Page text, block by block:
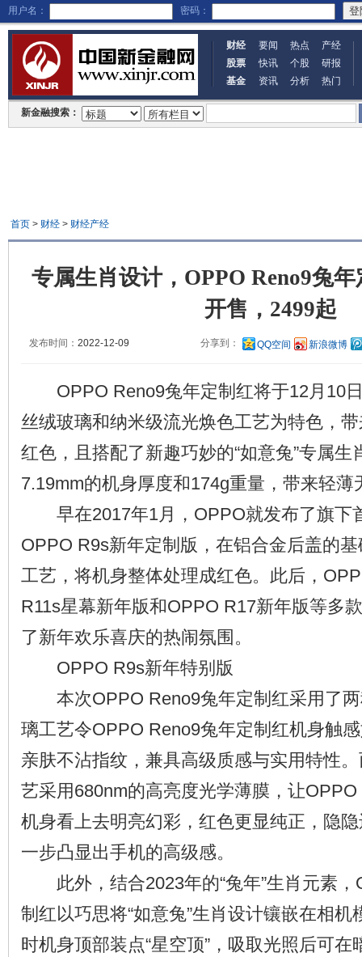
用户名： 密码：
财经 要闻 热点
产经
股票
快讯 个股
研报
基金
资讯 分析 热门
新金融搜索：
首页> 财经> 财经产经
专属生肖设计，OPPO Reno9兔
开售，2499起
发布时间： 2022-12-09 分享到： QQ空间 新浪微博
OPPO Reno9兔年定制红将于12月10
丝绒玻璃和纳米级流光焕色工艺为特色，
红色，且搭配了新趣巧妙的“如意兔”专属生
7.19mm的机身厚度和174g重量，带来轻
早在2017年1月，OPPO就发布了旗下
OPPO R9s新年定制版，在铝合金后盖的
工艺，将机身整体处理成红色。此后，
R11s星幕新年版和OPPO R17新年版等多
了新年欢乐喜庆的热闹氛围。
OPPO R9s新年特别版
本次OPPO Reno9兔年定制红采用了两
璃工艺令OPPO Reno9兔年定制红机身触
亲肤不沾指纹，兼具高级质感与实用特性
艺采用680nm的高亮度光学薄膜，让
机身看上去明亮幻彩，红色更显纯正，隐
一步凸显出手机的高级感。
此外，结合2023年的“兔年”生肖元素，
制红以巧思将“如意兔”生肖设计镶嵌在相
时机身顶部装点“星空顶”，吸取光照后可